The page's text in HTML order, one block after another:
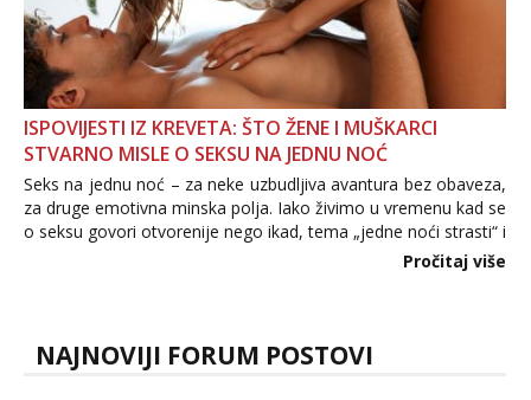
ISPOVIJESTI IZ KREVETA: ŠTO ŽENE I MUŠKARCI
STVARNO MISLE O SEKSU NA JEDNU NOĆ
Seks na jednu noć – za neke uzbudljiva avantura bez obaveza,
za druge emotivna minska polja. Iako živimo u vremenu kad se
o seksu govori otvorenije nego ikad, tema „jedne noći strasti“ i
dalje izaziva burne rasprave. Što zapravo misle žene, a što
Pročitaj više
NAJNOVIJI FORUM POSTOVI